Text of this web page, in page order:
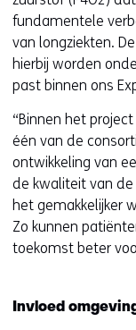
fundamentele
van longziekten.
hierbij worden
past binnen ons
“Binnen het
één van de
ontwikkeling van
de kwaliteit van de
het gemakkelijker
Zo kunnen
toekomst beter
Invloed